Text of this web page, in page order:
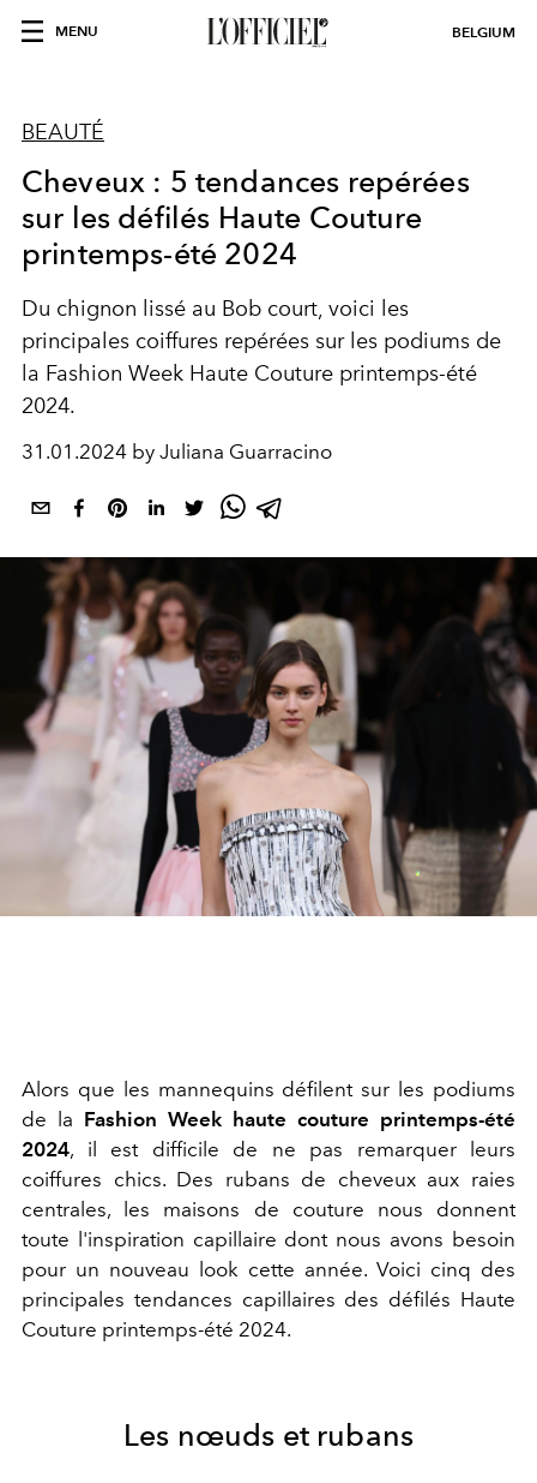
MENU BELGIUM
BEAUTÉ
Cheveux : 5 tendances repérées
sur les défilés Haute Couture
printemps-été 2024
Du chignon lissé au Bob court, voici les
principales coiffures repérées sur les podiums de
la Fashion Week Haute Couture printemps-été
2024.
31.01.2024 by Juliana Guarracino
Alors que les mannequins défilent sur les podiums
de la Fashion Week haute couture printemps-été
2024, il est difficile de ne pas remarquer leurs
coiffures chics. Des rubans de cheveux aux raies
centrales, les maisons de couture nous donnent
toute l'inspiration capillaire dont nous avons besoin
pour un nouveau look cette année. Voici cinq des
principales tendances capillaires des défilés Haute
Couture printemps-été 2024.
Les nœuds et rubans